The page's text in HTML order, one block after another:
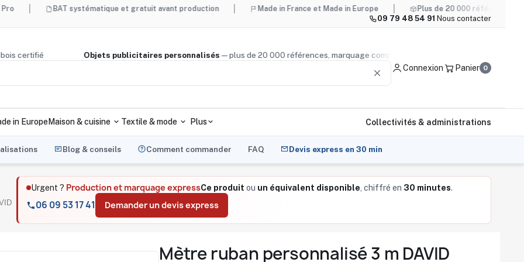
BAT systématique et gratuit avant production Made in France et Made in Europe
Plus de 20 000 références, marquage
09 79 48 54 91 · Nous contacter
bois certifié Objets publicitaires personnalisés — plus de 20 000 références, marquage compris
clear Connexion Panier 0
in EuropeMaison & cuisine Textile & mode Plus Collectivités & administrations
Blog & conseils Comment commander FAQ Devis express en 30 min
Urgent ? Production et marquage expressCe produit ou un équivalent disponible, chiffré en 30 minutes.
06 09 53 17 41 Demander un devis express
Mètre ruban personnalisé 3 m DAVID